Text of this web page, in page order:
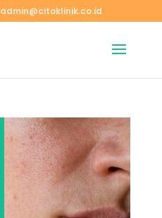
admin@citoklinik.co.id